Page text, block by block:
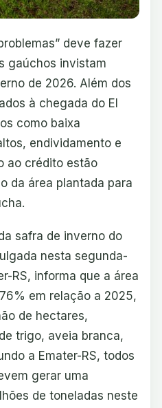
deve fazer
gaúchos invistam
de 2026. Além dos
à chegada do El
como baixa
endividamento e
ao crédito estão
da área plantada para
safra de inverno do
nesta segunda-
RS, informa que a área
em relação a 2025,
de hectares,
trigo, aveia branca,
a Emater-RS, todos
gerar uma
de toneladas neste